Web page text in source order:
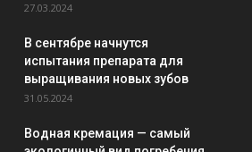
27.03.2024
В сентябре начнутся
испытания препарата для
выращивания новых зубов
31.05.2024
Водная кремация — самый